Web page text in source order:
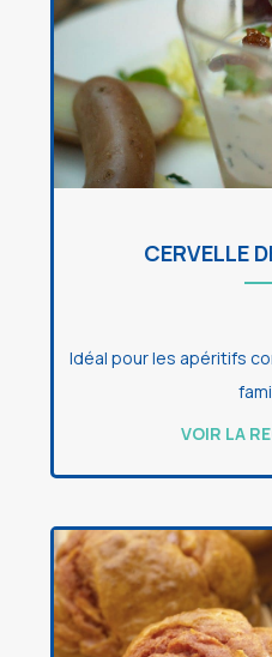
CERVELLE
Idéal pour les apéritifs
VOIR LA